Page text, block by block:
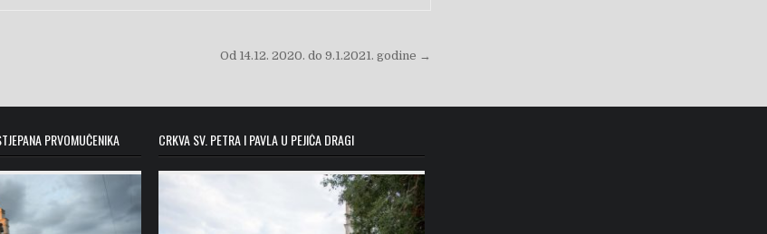
Od 14.12. 2020. do 9.1.2021. godine →
PRVOMUČENIKA CRKVA SV. PETRA I PAVLA U PEJIĆA DRAGI